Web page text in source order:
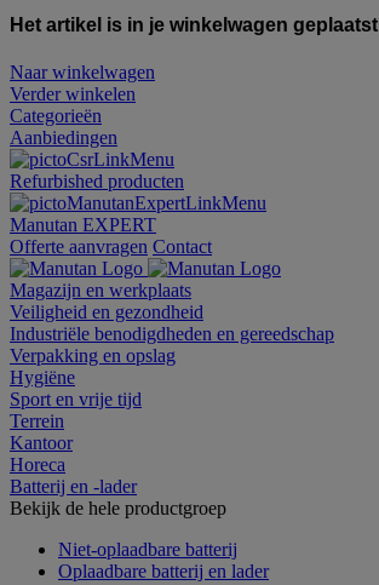
Het artikel is in je winkelwagen geplaatst
Naar winkelwagen
Verder winkelen
Categorieën
Aanbiedingen
Refurbished producten
Manutan EXPERT
Offerte aanvragen Contact
Magazijn en werkplaats
Veiligheid en gezondheid
Industriële benodigdheden en gereedschap
Verpakking en opslag
Hygiëne
Sport en vrije tijd
Terrein
Kantoor
Horeca
Batterij en -lader
Bekijk de hele productgroep
Niet-oplaadbare batterij
Oplaadbare batterij en lader